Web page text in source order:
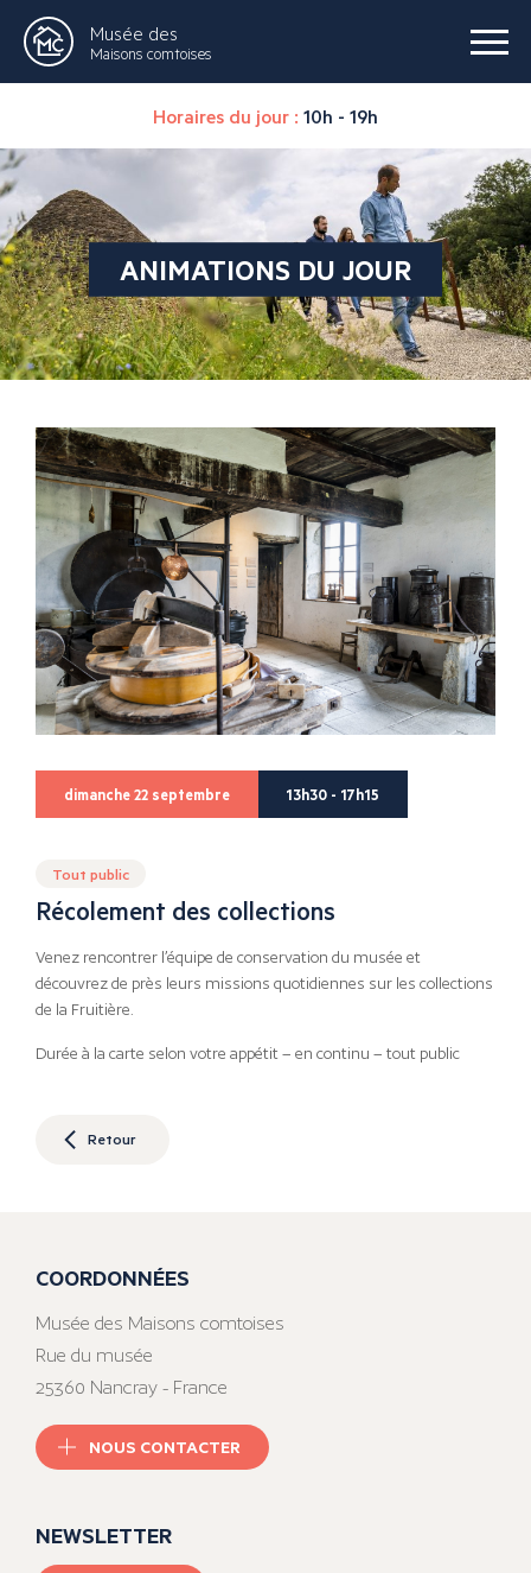
Musée des
Maisons comtoises
Horaires du jour : 10h - 19h
ANIMATIONS DU JOUR
dimanche 22 septembre 13h30 - 17h15
Tout public
Récolement des collections
Venez rencontrer l’équipe de conservation du musée et
découvrez de près leurs missions quotidiennes sur les collections
de la Fruitière.
Durée à la carte selon votre appétit – en continu – tout public
Retour
COORDONNÉES
Musée des Maisons comtoises
Rue du musée
25360 Nancray - France
NOUS CONTACTER
NEWSLETTER